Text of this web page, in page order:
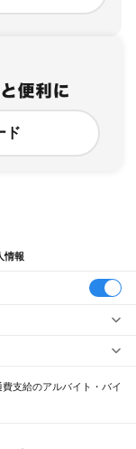
ド
情報
費支給のアルバイト・バイ